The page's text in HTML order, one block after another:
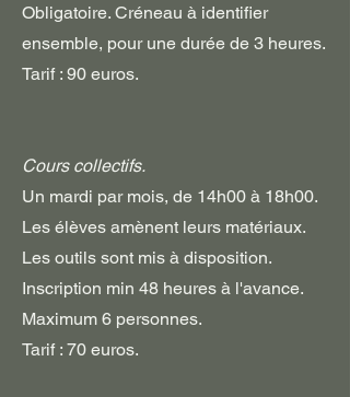
Obligatoire. Créneau à identifier
ensemble, pour une durée de 3 heures.
Tarif : 90 euros.
Cours collectifs.
Un mardi par mois, de 14h00 à 18h00.
Les élèves amènent leurs matériaux.
Les outils sont mis à disposition.
Inscription min 48 heures à l'avance.
Maximum 6 personnes.
Tarif : 70 euros.